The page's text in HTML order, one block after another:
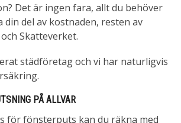
Det är ingen fara, allt du behöver
del av kostnaden, resten av
Skatteverket.
städföretag och vi har naturligvis
PÅ ALLVAR
för fönsterputs kan du räkna med